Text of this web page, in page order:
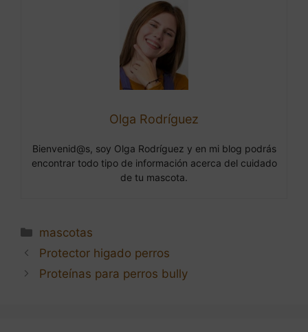
Olga Rodríguez
Bienvenid@s, soy Olga Rodríguez y en mi blog podrás
encontrar todo tipo de información acerca del cuidado
de tu mascota.
Categorías
mascotas
Navegación
de
Protector higado perros
Proteínas para perros bully